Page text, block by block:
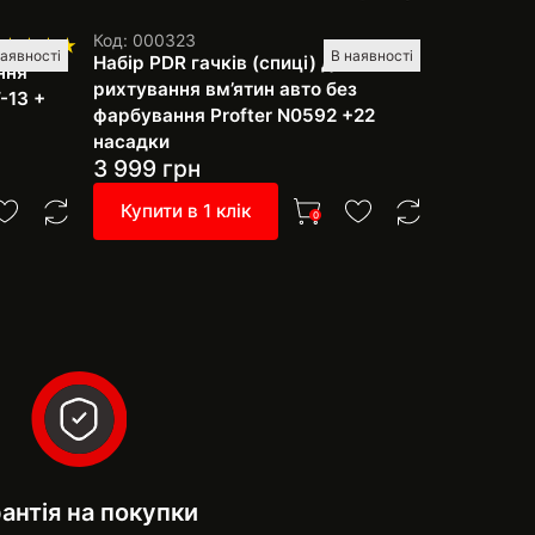
13 +
В наявності
Код: 000323
Набір PDR гачків (спиці) для
рихтування вм’ятин авто без
фарбування Profter N0592 +22
насадки
3 999 грн
Купити в 1 клік 0
на покупки